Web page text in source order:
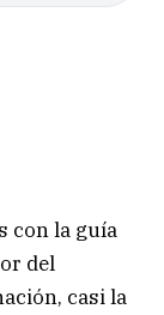
con la guía
del
casi la